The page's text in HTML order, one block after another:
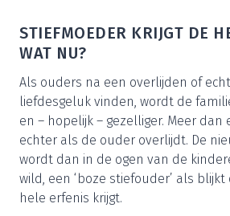
STIEF­MOE­DER KRIJGT DE
WAT NU?
Als ouders na een over­lij­den of
lief­des­ge­luk vin­den, wordt de
en – hope­lijk – gezel­li­ger. Meer
ech­ter als de ouder over­lijdt. De
wordt dan in de ogen van de
wild, een ‘boze stief­ou­der’ als blijkt
hele erfe­nis krijgt.